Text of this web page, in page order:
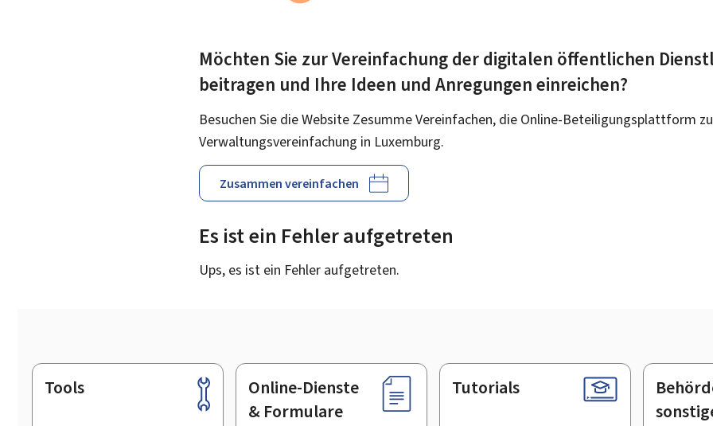
Möchten Sie zur Vereinfachung der digitalen öffentlichen
beitragen und Ihre Ideen und Anregungen einreichen?
Besuchen Sie die Website Zesumme Vereinfachen, die Online-Beteiligungsplattform
Verwaltungsvereinfachung in Luxemburg.
Zusammen vereinfachen
Es ist ein Fehler aufgetreten
Ups, es ist ein Fehler aufgetreten.
Footer
Tools
Online-Dienste
& Formulare
Tutorials